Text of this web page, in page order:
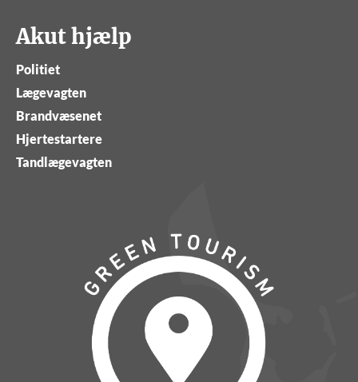
Akut hjælp
Politiet
Lægevagten
Brandvæsenet
Hjertestartere
Tandlægevagten